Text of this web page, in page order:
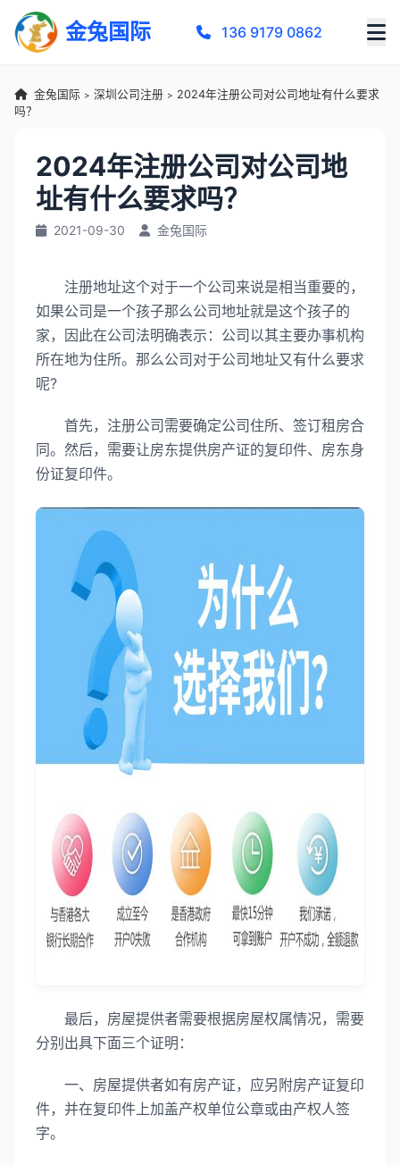
金兔国际 136 9179 0862
金兔国际 > 深圳公司注册 > 2024年注册公司对公司地址有什么要求
吗？
2024年注册公司对公司地
址有什么要求吗？
2021-09-30 金兔国际
注册地址这个对于一个公司来说是相当重要的，
如果公司是一个孩子那么公司地址就是这个孩子的
家，因此在公司法明确表示：公司以其主要办事机构
所在地为住所。那么公司对于公司地址又有什么要求
呢?
首先，注册公司需要确定公司住所、签订租房合
同。然后，需要让房东提供房产证的复印件、房东身
份证复印件。
最后，房屋提供者需要根据房屋权属情况，需要
分别出具下面三个证明：
一、房屋提供者如有房产证，应另附房产证复印
件，并在复印件上加盖产权单位公章或由产权人签
字。